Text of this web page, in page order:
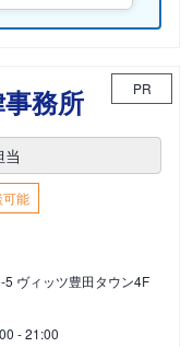
務所 PR
可能
ヴィッツ豊田タウン4F
- 21:00